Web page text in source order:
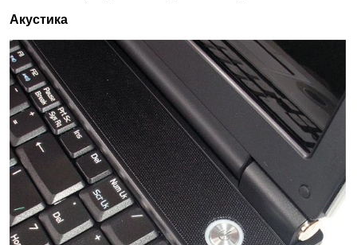
Акустика